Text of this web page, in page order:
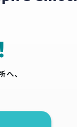
、